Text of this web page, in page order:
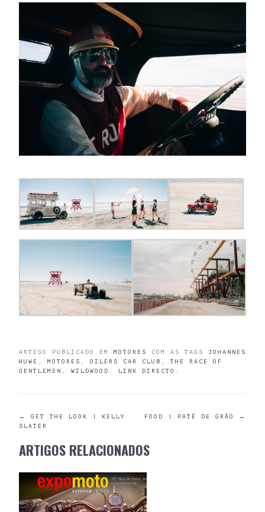
ARTIGO PUBLICADO EM MOTORES COM AS TAGS JOHANNES
HUWE
MOTORES OILERS CAR CLUB
THE RACE OF
GENTLEMEN
WILDWOOD LINK DIRECTO
POST
NAVIGATION
←
GET THE LOOK | KELLY
SLATER
FOOD | PATÊ DE GRÃO →
ARTIGOS RELACIONADOS